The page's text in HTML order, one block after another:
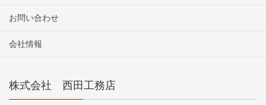
お問い合わせ
会社情報
株式会社 西田工務店